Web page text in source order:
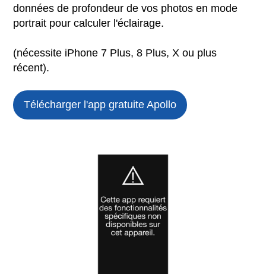
données de profondeur de vos photos en mode
portrait pour calculer l'éclairage.
(nécessite iPhone 7 Plus, 8 Plus, X ou plus
récent).
Télécharger l'app gratuiteApollo